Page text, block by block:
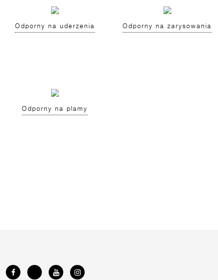
Odporny na uderzenia Odporny na zarysowania
Odporny na plamy